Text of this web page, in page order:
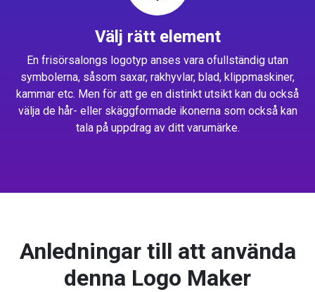
Välj rätt element
En frisörsalongs logotyp anses vara ofullständig utan
symbolerna, såsom saxar, rakhyvlar, blad, klippmaskiner,
kammar etc. Men för att ge en distinkt utsikt kan du också
välja de hår- eller skäggformade ikonerna som också kan
tala på uppdrag av ditt varumärke.
Anledningar till att använda
denna Logo Maker